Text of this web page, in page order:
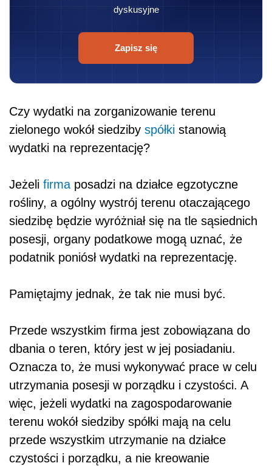
dyskusyjne
Zapisz się
Czy wydatki na zorganizowanie terenu
zielonego wokół siedziby spółki stanowią
wydatki na reprezentację?
Jeżeli firma posadzi na działce egzotyczne
rośliny, a ogólny wystrój terenu otaczającego
siedzibę będzie wyróżniał się na tle sąsiednich
posesji, organy podatkowe mogą uznać, że
podatnik poniósł wydatki na reprezentację.
Pamiętajmy jednak, że tak nie musi być.
Przede wszystkim firma jest zobowiązana do
dbania o teren, który jest w jej posiadaniu.
Oznacza to, że musi wykonywać prace w celu
utrzymania posesji w porządku i czystości. A
więc, jeżeli wydatki na zagospodarowanie
terenu wokół siedziby spółki mają na celu
przede wszystkim utrzymanie na działce
czystości i porządku, a nie kreowanie